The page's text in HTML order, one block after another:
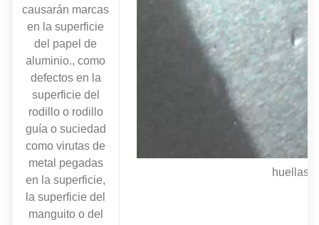
causarán marcas
en la superficie
del papel de
aluminio., como
defectos en la
superficie del
rodillo o rodillo
guía o suciedad
como virutas de
metal pegadas
en la superficie,
la superficie del
manguito o del
huellas